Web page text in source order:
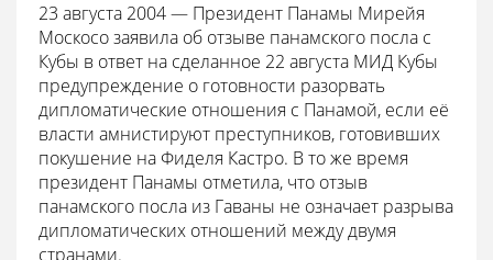
23 августа 2004 — Президент Панамы Мирейя
Москосо заявила об отзыве панамского посла с
Кубы в ответ на сделанное 22 августа МИД Кубы
предупреждение о готовности разорвать
дипломатические отношения с Панамой, если её
власти амнистируют преступников, готовивших
покушение на Фиделя Кастро. В то же время
президент Панамы отметила, что отзыв
панамского посла из Гаваны не означает разрыва
дипломатических отношений между двумя
странами.